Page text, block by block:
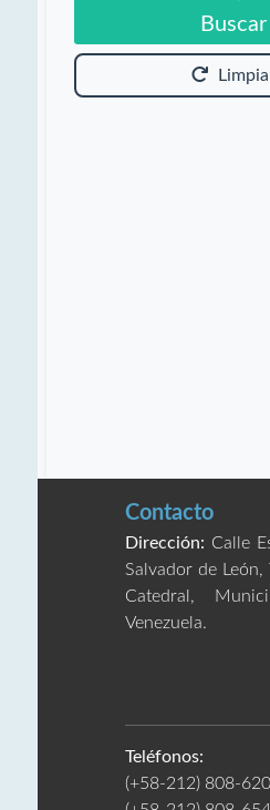
Buscar
Contacto
Dirección: Calle
Salvador de
Catedral,
Venezuela.
Teléfonos:
(+58-212) 808-